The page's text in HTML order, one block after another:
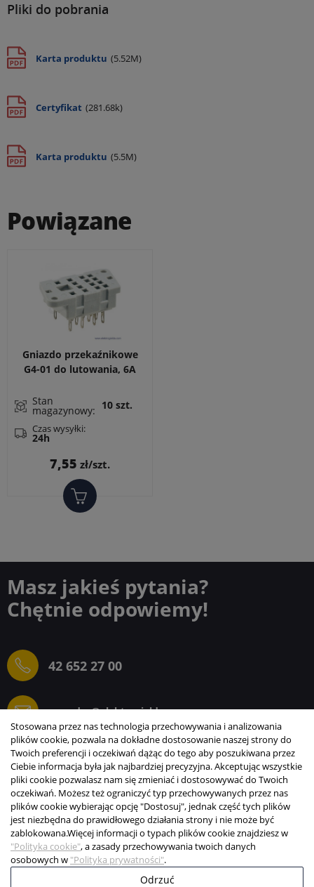
Pliki do pobrania
Karta produktu (5.52M)
Certyfikat (281.68k)
Karta produktu (5.5M)
Powiązane
Gniazdo przekaźnikowe
G4-01 do lutowania, 6A
R4N, montowane w
otworze płyty
montażowej dwoma
śrubami M3, wymiary: 40,5
Stan
magazynowy: 10 szt.
Czas wysyłki:
24h
7,55 zł/szt.
Masz jakieś pytania?
Chętnie odpowiemy!
42 652 27 00
sprzedaz@elektrogielda.com
ELEKTROGIEŁDA SZ.ŻACZKIEWICZ; M.KARLIŃSKI
SP.J.
INFORMACJE
STREFA KLIENTA
Stosowana przez nas technologia przechowywania i analizowania
plików cookie, pozwala na dokładne dostosowanie naszej strony do
Twoich preferencji i oczekiwań dążąc do tego aby poszukiwana przez
Ciebie informacja była jak najbardziej precyzyjna. Akceptując wszystkie
pliki cookie pozwalasz nam się zmieniać i dostosowywać do Twoich
oczekiwań. Możesz też ograniczyć typ przechowywanych przez nas
plików cookie wybierając opcję "Dostosuj", jednak część tych plików
jest niezbędna do prawidłowego działania strony i nie może być
zablokowana.Więcej informacji o typach plików cookie znajdziesz w
"Polityka cookie", a zasady przechowywania twoich danych
osobowych w "Polityka prywatności".
Odrzuć
Copyright © 2003-2026 Elektrogiełda s.j.